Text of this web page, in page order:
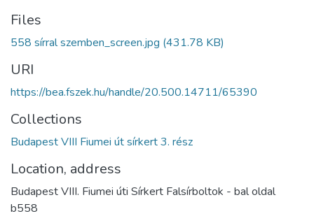
Files
558 sírral szemben_screen.jpg (431.78 KB)
URI
https://bea.fszek.hu/handle/20.500.14711/65390
Collections
Budapest VIII Fiumei út sírkert 3. rész
Location, address
Budapest VIII. Fiumei úti Sírkert Falsírboltok - bal oldal
b558